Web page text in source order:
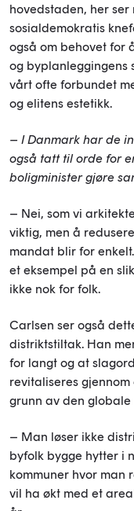
hovedstaden, her
sosialdemokratis
også om behovet for
og byplanleggingens
vårt ofte forbundet
og elitens estetikk.
– I Danmark har de
også tatt til orde for
boligminister gjøre
– Nei, som vi
viktig, men å
mandat blir for
et eksempel på en
ikke nok for folk.
Carlsen ser også
distriktstiltak. Han
for langt og at
revitaliseres
grunn av den
– Man løser ikke
byfolk bygge hytter i
kommuner hvor man
vil ha økt med et